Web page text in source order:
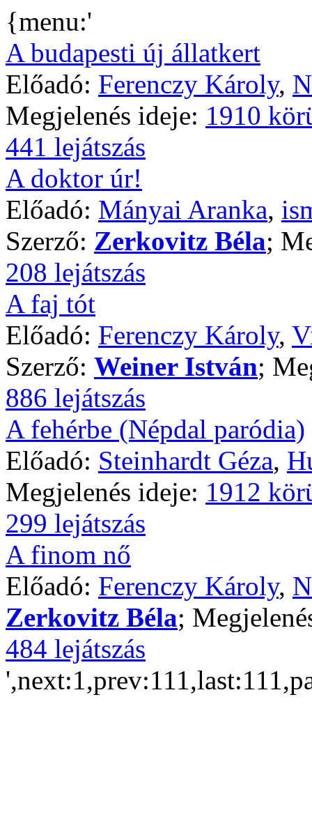
{menu:'
A budapesti új állatkert
Előadó: Ferenczy Károly,
Megjelenés ideje: 1910
441 lejátszás
A doktor úr!
Előadó: Mányai Aranka,
Szerző: Zerkovitz Béla;
208 lejátszás
A faj tót
Előadó: Ferenczy Károly,
Szerző: Weiner István;
886 lejátszás
A fehérbe (Népdal paródia)
Előadó: Steinhardt Géza,
Megjelenés ideje: 1912
299 lejátszás
A finom nő
Előadó: Ferenczy Károly,
Zerkovitz Béla;
484 lejátszás